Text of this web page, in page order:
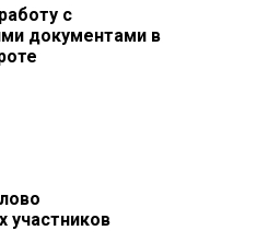
с
документами в
участников